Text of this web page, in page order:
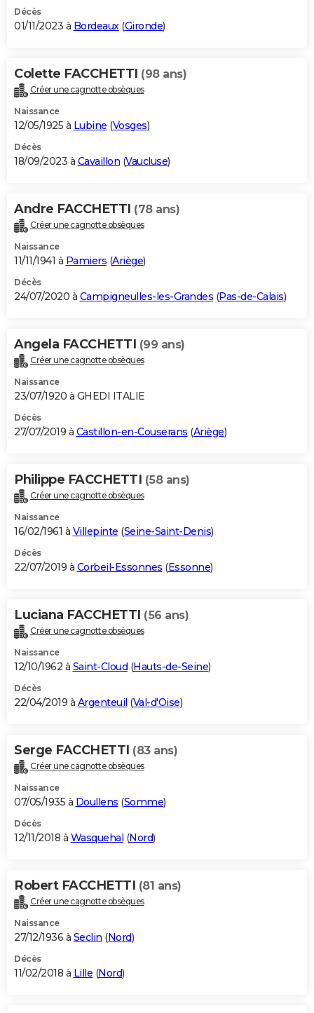
Décès
01/11/2023 à Bordeaux(Gironde)
Colette FACCHETTI (98 ans)
Créer une cagnotte obsèques
Naissance
12/05/1925 à Lubine (Vosges)
Décès
18/09/2023 à Cavaillon (Vaucluse)
Andre FACCHETTI (78 ans)
Créer une cagnotte obsèques
Naissance
11/11/1941 à Pamiers (Ariège)
Décès
24/07/2020 à Campigneulles-les-Grandes (Pas-de-Calais)
Angela FACCHETTI (99 ans)
Créer une cagnotte obsèques
Naissance
23/07/1920 à GHEDI ITALIE
Décès
27/07/2019 à Castillon-en-Couserans (Ariège)
Philippe FACCHETTI (58 ans)
Créer une cagnotte obsèques
Naissance
16/02/1961 à Villepinte (Seine-Saint-Denis)
Décès
22/07/2019 à Corbeil-Essonnes (Essonne)
Luciana FACCHETTI (56 ans)
Créer une cagnotte obsèques
Naissance
12/10/1962 à Saint-Cloud (Hauts-de-Seine)
Décès
22/04/2019 à Argenteuil (Val-d'Oise)
Serge FACCHETTI (83 ans)
Créer une cagnotte obsèques
Naissance
07/05/1935 à Doullens (Somme)
Décès
12/11/2018 à Wasquehal (Nord)
Robert FACCHETTI (81 ans)
Créer une cagnotte obsèques
Naissance
27/12/1936 à Seclin (Nord)
Décès
11/02/2018 à Lille (Nord)